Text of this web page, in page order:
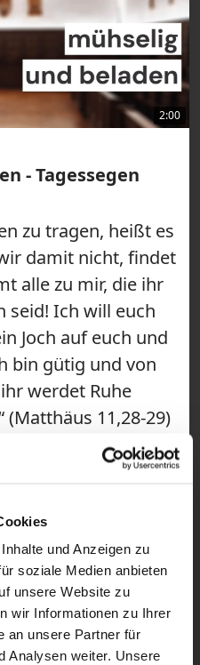
und Anzeigen zu
soziale Medien anbieten
unsere Website zu
wir Informationen zu Ihrer
an unsere Partner für
Analysen weiter. Unsere
2:00
- Tagessegen
zu tragen, heißt es
damit nicht, findet
alle zu mir, die ihr
seid! Ich will euch
Joch auf euch und
bin gütig und von
werdet Ruhe
(Matthäus 11,28-29)
~ Wir sind der
du täglich kurze
Terwitte kannst
in den Morgen
empfangen. Als
Jesu-
Winghofer eine
bevor du mit